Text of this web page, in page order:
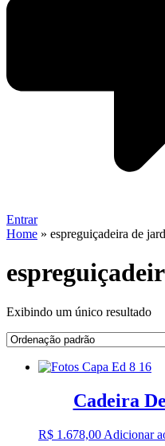
Entrar
Home » espreguiçadeira de
Exibindo um único resultado
Cadeira
R$ 1.678,00 Adicionar